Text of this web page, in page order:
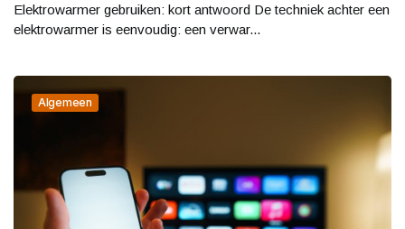
Elektrowarmer gebruiken: kort antwoord De techniek achter een
elektrowarmer is eenvoudig: een verwar...
Algemeen